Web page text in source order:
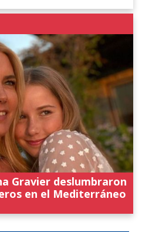
Gravier deslumbraron
en el Mediterráneo